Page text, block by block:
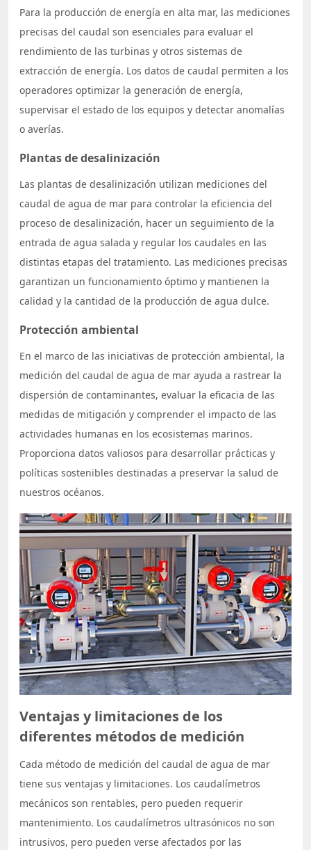
Para la producción de energía en alta mar, las mediciones
precisas del caudal son esenciales para evaluar el
rendimiento de las turbinas y otros sistemas de
extracción de energía. Los datos de caudal permiten a los
operadores optimizar la generación de energía,
supervisar el estado de los equipos y detectar anomalías
o averías.
Plantas de desalinización
Las plantas de desalinización utilizan mediciones del
caudal de agua de mar para controlar la eficiencia del
proceso de desalinización, hacer un seguimiento de la
entrada de agua salada y regular los caudales en las
distintas etapas del tratamiento. Las mediciones precisas
garantizan un funcionamiento óptimo y mantienen la
calidad y la cantidad de la producción de agua dulce.
Protección ambiental
En el marco de las iniciativas de protección ambiental, la
medición del caudal de agua de mar ayuda a rastrear la
dispersión de contaminantes, evaluar la eficacia de las
medidas de mitigación y comprender el impacto de las
actividades humanas en los ecosistemas marinos.
Proporciona datos valiosos para desarrollar prácticas y
políticas sostenibles destinadas a preservar la salud de
nuestros océanos.
Ventajas y limitaciones de los
diferentes métodos de medición
Cada método de medición del caudal de agua de mar
tiene sus ventajas y limitaciones. Los caudalímetros
mecánicos son rentables, pero pueden requerir
mantenimiento. Los caudalímetros ultrasónicos no son
intrusivos, pero pueden verse afectados por las